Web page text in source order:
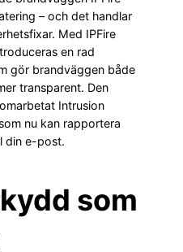
– och det handlar
Med IPFire
en rad
gör brandväggen både
transparent. Den
Intrusion
nu kan rapportera
din e-post.
som